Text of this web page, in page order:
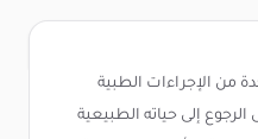
من الإجراءات الطبية
إلى حياته الطبيعية